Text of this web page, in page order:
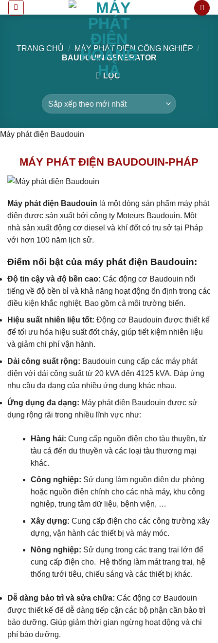
qua
TRANG CHỦ / MÁY PHÁT ĐIỆN CÔNG NGHIỆP /
BAUDOUIN GENERATOR
LỌC
Máy phát điện Baudouin
MÁY PHÁT ĐIỆN BAUDOUIN-PHÁP
Máy phát điện Baudouin là một dòng sản phẩm máy phát
điện được sản xuất bởi công ty Moteurs Baudouin. Một
nhà sản xuất động cơ diesel và khí đốt có trụ sở tại Pháp
với hơn 100 năm lịch sử.
Điểm nổi bật của máy phát điện Baudouin:
Độ tin cậy và độ bền cao: Các động cơ Baudouin nổi
tiếng về độ bền bỉ và khả năng hoạt động ổn định trong các
điều kiện khắc nghiệt. Bao gồm cả môi trường biển.
Hiệu suất nhiên liệu tốt: Động cơ Baudouin được thiết kế
để tối ưu hóa hiệu suất đốt cháy, giúp tiết kiệm nhiên liệu
và giảm chi phí vận hành.
Dải công suất rộng: Baudouin cung cấp các máy phát
điện với dải công suất từ 20 kVA đến 4125 kVA. Đáp ứng
nhu cầu đa dạng của nhiều ứng dụng khác nhau.
Ứng dụng đa dạng: Máy phát điện Baudouin được sử
dụng rộng rãi trong nhiều lĩnh vực như:
Hàng hải: Cung cấp nguồn điện cho tàu thuyền, từ
tàu cá đến du thuyền và các loại tàu thương mại
khác.
Công nghiệp: Sử dụng làm nguồn điện dự phòng
hoặc nguồn điện chính cho các nhà máy, khu công
nghiệp, trung tâm dữ liệu, bệnh viện, …
Xây dựng: Cung cấp điện cho các công trường xây
dựng, vận hành các thiết bị và máy móc.
Nông nghiệp: Sử dụng trong các trang trại lớn để
cung cấp điện cho. Hệ thống làm mát trang trai, hệ
thống tưới tiêu, chiếu sáng và các thiết bị khác.
Dễ dàng bảo trì và sửa chữa: Các động cơ Baudouin
được thiết kế để dễ dàng tiếp cận các bộ phận cần bảo trì
bảo dưỡng. Giúp giảm thời gian ngừng hoạt động và chi
phí bảo dưỡng.